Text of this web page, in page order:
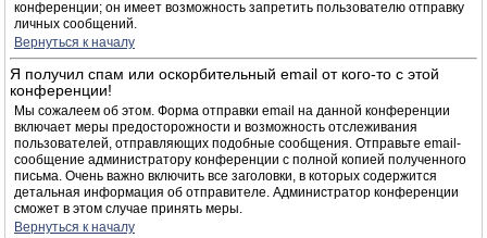
конференции; он имеет возможность запретить пользователю отправку
личных сообщений.
Вернуться к началу
Я получил спам или оскорбительный email от кого-то с этой
конференции!
Мы сожалеем об этом. Форма отправки email на данной конференции
включает меры предосторожности и возможность отслеживания
пользователей, отправляющих подобные сообщения. Отправьте email-
сообщение администратору конференции с полной копией полученного
письма. Очень важно включить все заголовки, в которых содержится
детальная информация об отправителе. Администратор конференции
сможет в этом случае принять меры.
Вернуться к началу